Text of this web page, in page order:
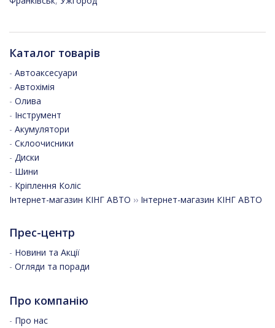
Каталог товарів
- Автоаксесуари
- Автохімія
- Олива
- Інструмент
- Акумулятори
- Склоочисники
- Диски
- Шини
- Кріплення Коліс
Інтернет-магазин КІНГ АВТО ›› Інтернет-магазин КІНГ АВТО
Прес-центр
- Новини та Акції
- Огляди та поради
Про компанію
- Про нас